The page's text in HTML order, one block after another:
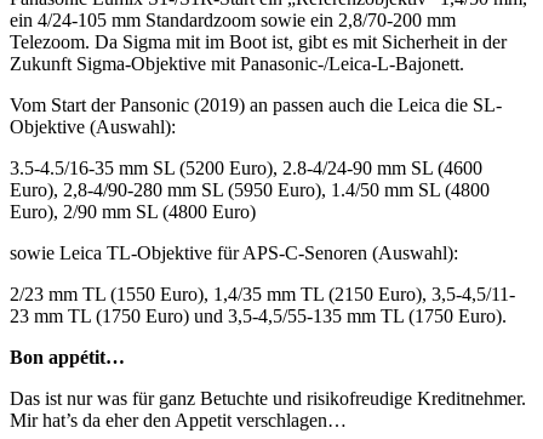
ein 4/24-105 mm Standardzoom sowie ein 2,8/70-200 mm
Telezoom. Da Sigma mit im Boot ist, gibt es mit Sicherheit in der
Zukunft Sigma-Objektive mit Panasonic-/Leica-L-Bajonett.
Vom Start der Pansonic (2019) an passen auch die Leica die SL-
Objektive (Auswahl):
3.5-4.5/16-35 mm SL (5200 Euro), 2.8-4/24-90 mm SL (4600
Euro), 2,8-4/90-280 mm SL (5950 Euro), 1.4/50 mm SL (4800
Euro), 2/90 mm SL (4800 Euro)
sowie Leica TL-Objektive für APS-C-Senoren (Auswahl):
2/23 mm TL (1550 Euro), 1,4/35 mm TL (2150 Euro), 3,5-4,5/11-
23 mm TL (1750 Euro) und 3,5-4,5/55-135 mm TL (1750 Euro).
Bon appétit…
Das ist nur was für ganz Betuchte und risikofreudige Kreditnehmer.
Mir hat’s da eher den Appetit verschlagen…